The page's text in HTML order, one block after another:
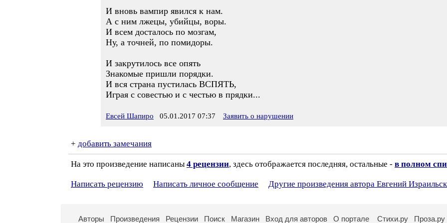
И вновь вампир явился к нам.
А с ним лжецы, убийцы, воры.
И всем досталось по мозгам,
Ну, а точней, по помидоры.
И закрутилось все опять
Знакомые пришли порядки.
И вся страна пустилась ВСПЯТЬ,
Играя с совестью и с честью в прядки...
Евсей Шапиро 05.01.2017 07:37 Заявить о нарушении
+ добавить замечания
На это произведение написаны 4 рецензии, здесь отображается последняя, остальные - в полном
Написать рецензию Написать личное сообщение Другие произведения автора Евгений
Авторы Произведения Рецензии Поиск Магазин Вход для авторов О портале Стихи.ру Проза.ру